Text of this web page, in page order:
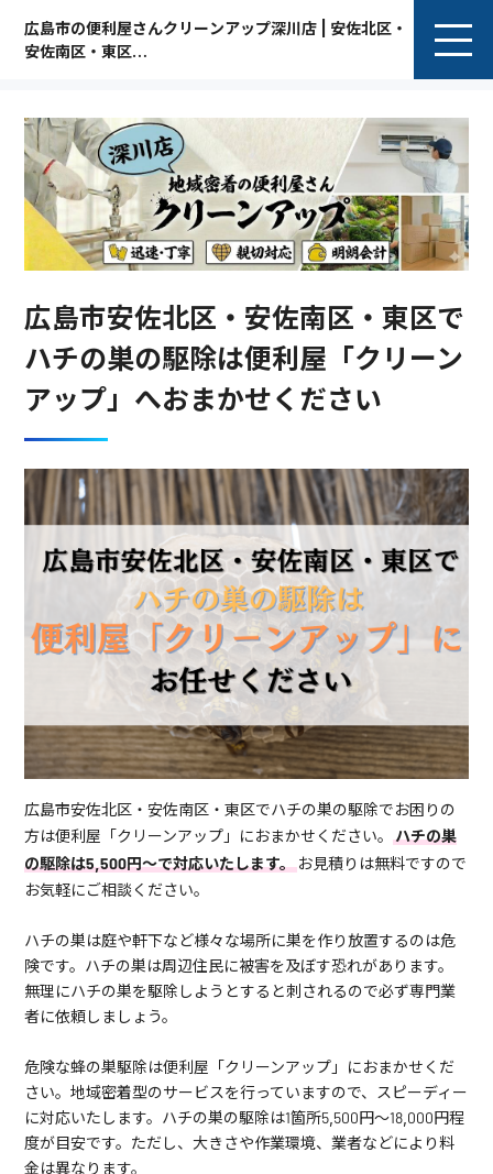
広島市の便利屋さんクリーンアップ深川店 | 安佐北区・
安佐南区・東区
広島市安佐北区・安佐南区・東区で
ハチの巣の駆除は便利屋「クリーン
アップ」へおまかせください
広島市安佐北区・安佐南区・東区でハチの巣の駆除でお困りの
方は便利屋「クリーンアップ」におまかせください。ハチの巣
の駆除は5,500円～で対応いたします。 お見積りは無料ですので
お気軽にご相談ください。
ハチの巣は庭や軒下など様々な場所に巣を作り放置するのは危
険です。ハチの巣は周辺住民に被害を及ぼす恐れがあります。
無理にハチの巣を駆除しようとすると刺されるので必ず専門業
者に依頼しましょう。
危険な蜂の巣駆除は便利屋「クリーンアップ」におまかせくだ
さい。地域密着型のサービスを行っていますので、スピーディー
に対応いたします。ハチの巣の駆除は1箇所5,500円～18,000円程
度が目安です。ただし、大きさや作業環境、業者などにより料
金は異なります。